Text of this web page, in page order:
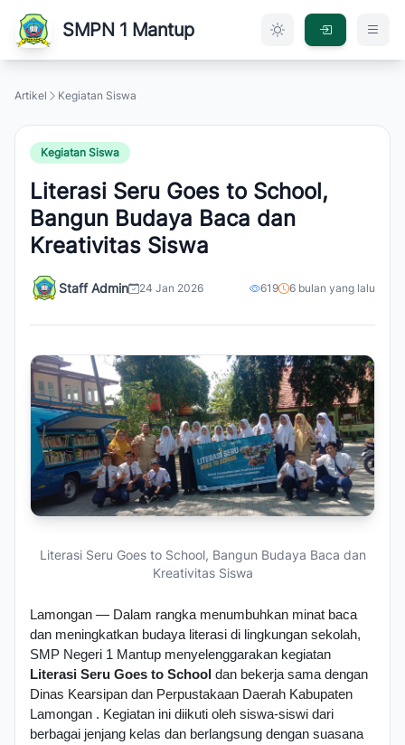
SMPN 1 Mantup
Artikel Kegiatan Siswa
Kegiatan Siswa
Literasi Seru Goes to School,
Bangun Budaya Baca dan
Kreativitas Siswa
Staff Admin 24 Jan 2026 619 6 bulan yang lalu
Literasi Seru Goes to School, Bangun Budaya Baca dan
Kreativitas Siswa
Lamongan — Dalam rangka menumbuhkan minat baca
dan meningkatkan budaya literasi di lingkungan sekolah,
Literasi Seru Goes to School dan bekerja sama dengan
Dinas Kearsipan dan Perpustakaan Daerah Kabupaten
Lamongan . Kegiatan ini diikuti oleh siswa-siswi dari
berbagai jenjang kelas dan berlangsung dengan suasana